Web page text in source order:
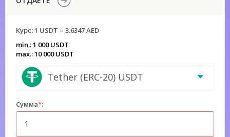
Курс:1 USDT = 3.6347 AED
min.: 1 000 USDT
max.: 10 000 USDT
Tether (ERC-20) USDT
Сумма*: